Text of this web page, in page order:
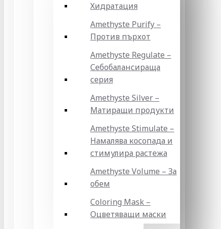
Хидратация
Amethyste Purify –
Против пърхот
Amethyste Regulate –
Себобалансираща
серия
Amethyste Silver –
Матиращи продукти
Amethyste Stimulate –
Намалява косопада и
стимулира растежа
Amethyste Volume – За
обем
Coloring Mask –
Оцветяващи маски